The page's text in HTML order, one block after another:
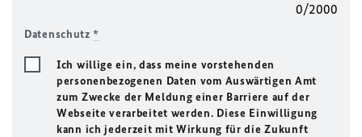
0/2000
Datenschutz*
Ich willige ein, dass meine vorstehenden
personenbezogenen Daten vom Auswärtigen Amt
zum Zwecke der Meldung einer Barriere auf der
Webseite verarbeitet werden. Diese Einwilligung
kann ich jederzeit mit Wirkung für die Zukunft